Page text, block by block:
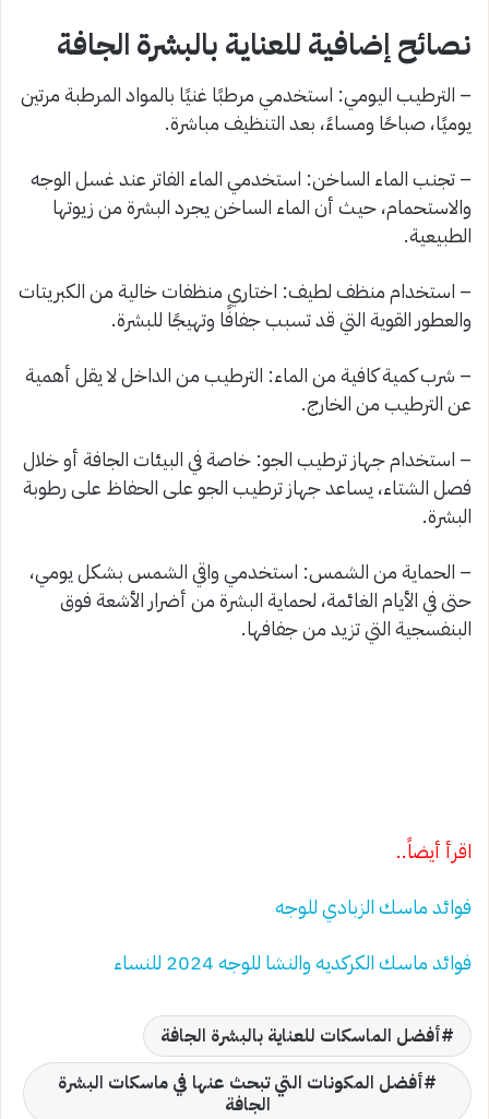
نصائح إضافية للعناية بالبشرة الجافة
– الترطيب اليومي: استخدمي مرطبًا غنيًا بالمواد المرطبة مرتين
يوميًا، صباحًا ومساءً، بعد التنظيف مباشرة.
– تجنب الماء الساخن: استخدمي الماء الفاتر عند غسل الوجه
والاستحمام، حيث أن الماء الساخن يجرد البشرة من زيوتها
الطبيعية.
– استخدام منظف لطيف: اختاري منظفات خالية من الكبريتات
والعطور القوية التي قد تسبب جفافًا وتهيجًا للبشرة.
– شرب كمية كافية من الماء: الترطيب من الداخل لا يقل أهمية
عن الترطيب من الخارج.
– استخدام جهاز ترطيب الجو: خاصة في البيئات الجافة أو خلال
فصل الشتاء، يساعد جهاز ترطيب الجو على الحفاظ على رطوبة
البشرة.
– الحماية من الشمس: استخدمي واقي الشمس بشكل يومي،
حتى في الأيام الغائمة، لحماية البشرة من أضرار الأشعة فوق
البنفسجية التي تزيد من جفافها.
اقرأ أيضاً..
فوائد ماسك الزبادي للوجه
فوائد ماسك الكركديه والنشا للوجه 2024 للنساء
أفضل الماسكات للعناية بالبشرة الجافة
أفضل المكونات التي تبحث عنها في ماسكات البشرة
الجافة